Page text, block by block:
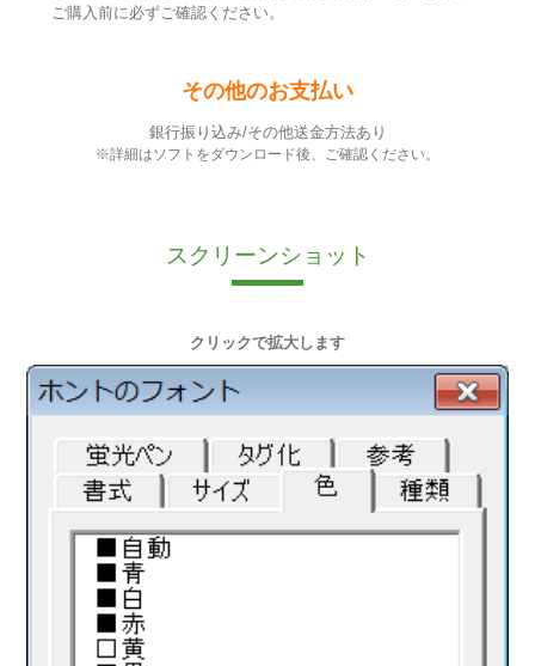
ご購入前に必ずご確認ください。
その他のお支払い
銀行振り込み/その他送金方法あり
※詳細はソフトをダウンロード後、ご確認ください。
スクリーンショット
クリックで拡大します